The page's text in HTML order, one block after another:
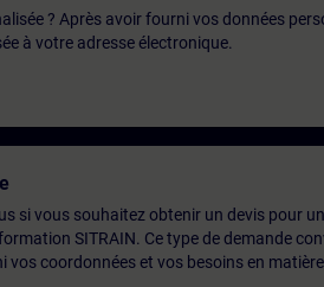
? Après avoir fourni vos données
à votre adresse électronique.
si vous souhaitez obtenir un devis pour
SITRAIN. Ce type de demande
vos coordonnées et vos besoins en